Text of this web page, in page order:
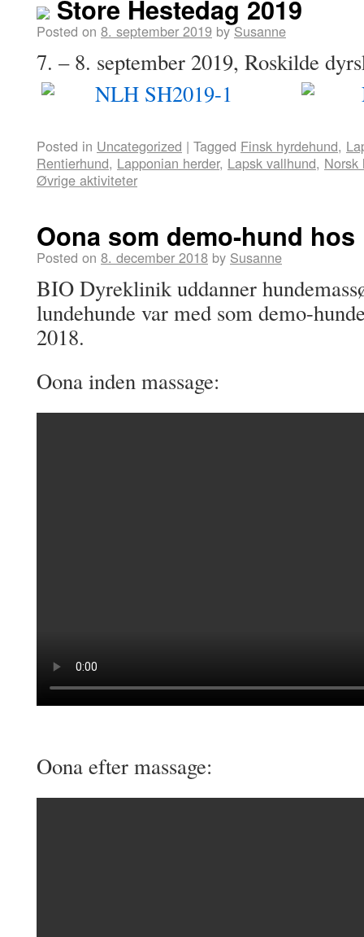
Store Hestedag 2019
Posted on 8. september 2019 by Susanne
7. – 8. september 2019, Roskilde
Posted in Uncategorized | Tagged Finsk hyrdehund,
Rentierhund, Lapponian herder, Lapsk vallhund, Norsk
Øvrige aktiviteter
Oona som demo-hund
Posted on 8. december 2018 by Susanne
BIO Dyreklinik uddanner
lundehunde var med som demo-
2018.
Oona inden massage:
Oona efter massage: